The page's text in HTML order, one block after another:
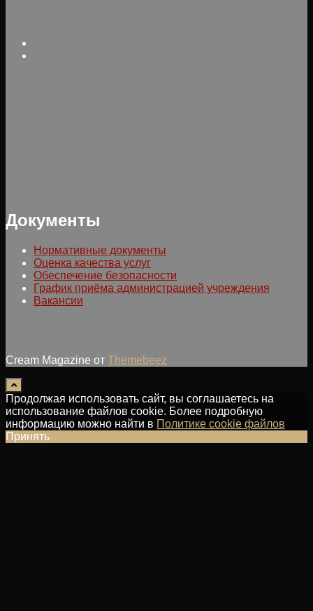
Документы
Нормативные документы
Оценка качества услуг
Обеспечение безопасности
График приёма администрацией учреждения
Вакансии
Cream Magazine от Themebeez
Продолжая использовать сайт, вы соглашаетесь на
использование файлов cookie. Более подробную
информацию можно найти в Политике cookie файлов
Принять